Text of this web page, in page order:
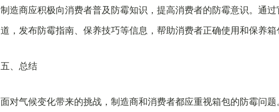
制造商应积极向消费者普及防霉知识，提高消费者的防霉意识。通
道，发布防霉指南、保养技巧等信息，帮助消费者正确使用和保养箱
五、总结
面对气候变化带来的挑战，制造商和消费者都应重视箱包的防霉问